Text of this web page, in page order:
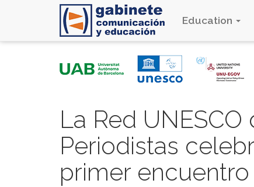
Education
La Red UNESCO
Periodistas
primer encuentro